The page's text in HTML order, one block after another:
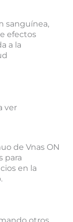
sanguínea,
efectos
a la
ver
de Vnas ON
para
en la
otros